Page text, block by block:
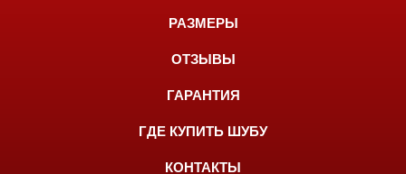
РАЗМЕРЫ
ОТЗЫВЫ
ГАРАНТИЯ
ГДЕ КУПИТЬ ШУБУ
КОНТАКТЫ